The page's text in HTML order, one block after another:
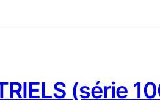
(série